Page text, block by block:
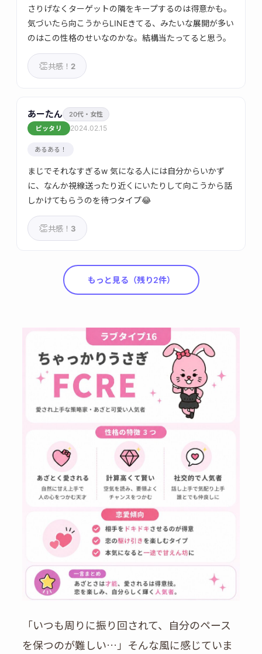
さりげなくターゲットの隣をキープするのは得意かも。
気づいたら向こうからLINEきてる、みたいな展開が多い
のはこの性格のせいなのかな。結構当たってると思う。
👏共感！ 2
あーたん
20代・女性
ピッタリ
2024.02.15
あるある！
まじでそれなすぎるw 気になる人には自分からいかず
に、なんか視線送ったり近くにいたりして向こうから話
しかけてもらうのを待つタイプ😂
👏共感！ 3
もっと見る（残り2件）
「いつも周りに振り回されて、自分のペース
を保つのが難しい…」そんな風に感じていま